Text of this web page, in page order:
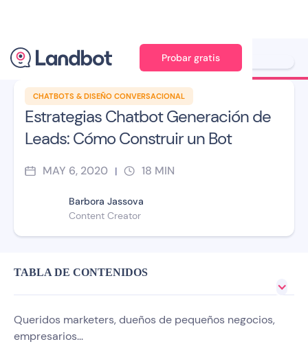
Probar gratis
CHATBOTS & DISEÑO CONVERSACIONAL
Estrategias Chatbot Generación de
Leads: Cómo Construir un Bot
MAY 6, 2020 | 18 MIN
Barbora Jassova
Content Creator
Ilustración: Jana Pérez
TABLA DE CONTENIDOS
Queridos marketers, dueños de pequeños negocios,
empresarios...